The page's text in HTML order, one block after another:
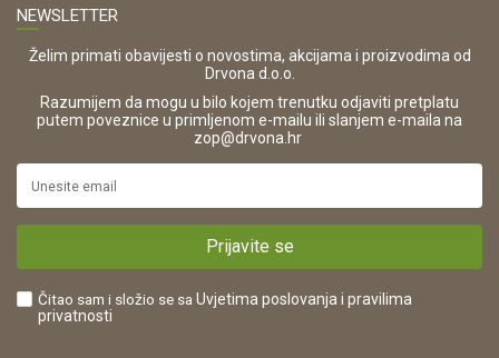
OIB:
42821181683
16280
https://www.drvona.hr/
POREZNI BROJ:
Zaštita privatnosti i osobnih podataka
Korištenje kolačića
Pravo na odustajanje i jednostrani raskid ugovora
Reklamacije
Plaćanje karticama
Što dobivam registracijom?
NEWSLETTER
Želim primati obavijesti o novostima, akcijama i proizvodima od
Drvona d.o.o.
Razumijem da mogu u bilo kojem trenutku odjaviti pretplatu
putem poveznice u primljenom e-mailu ili slanjem e-maila na
zop@drvona.hr
Prijavite se
Čitao sam i složio se sa Uvjetima poslovanja i pravilima
privatnosti